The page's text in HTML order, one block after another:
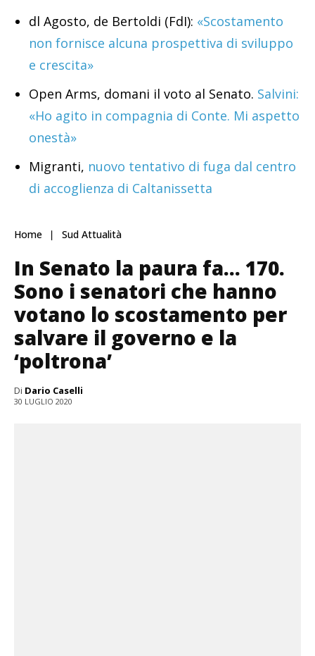
dl Agosto, de Bertoldi (FdI): «Scostamento
non fornisce alcuna prospettiva di sviluppo
e crescita»
Open Arms, domani il voto al Senato. Salvini:
«Ho agito in compagnia di Conte. Mi aspetto
onestà»
Migranti, nuovo tentativo di fuga dal centro
di accoglienza di Caltanissetta
Home Sud Attualità
In Senato la paura fa… 170.
Sono i senatori che hanno
votano lo scostamento per
salvare il governo e la
‘poltrona’
Di Dario Caselli
30 LUGLIO 2020